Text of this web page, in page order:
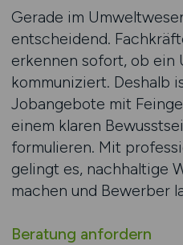
Gerade im
entscheidend.
erkennen sofort, ob ein
kommuniziert. Deshalb
Jobangebote mit
einem klaren
formulieren. Mit
gelingt es, nachhaltige
machen und Bewerber
Beratung anfordern